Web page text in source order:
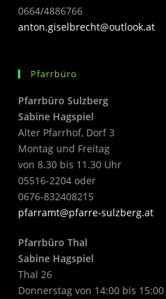
0664/4886766
anton.giselbrecht@outlook.at
Pfarrbüro
Pfarrbüro Sulzberg
Sabine Hagspiel
Alter Pfarrhof, Dorf 3
Montag und Freitag
von 8.30 bis 11.30 Uhr
05516-2204 oder
0676-832408215
pfarramt@pfarre-sulzberg.at
Pfarrbüro Thal
Sabine Hagspiel
Thal 26
Donnerstag von 14:00 bis 15:00